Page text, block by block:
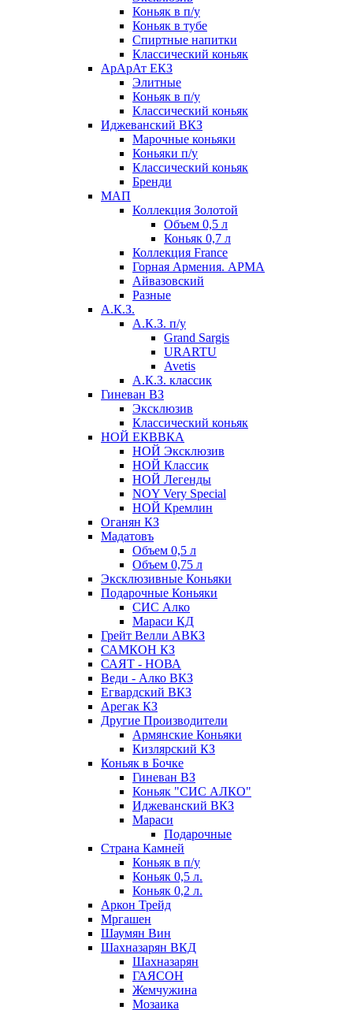
Коньяк в п/у
Коньяк в тубе
Спиртные напитки
Классический коньяк
АрАрАт ЕКЗ
Элитные
Коньяк в п/у
Классический коньяк
Иджеванский ВКЗ
Марочные коньяки
Коньяки п/у
Классический коньяк
Бренди
МАП
Коллекция Золотой
Объем 0,5 л
Коньяк 0,7 л
Коллекция France
Горная Армения. АРМА
Айвазовский
Разные
А.К.З.
А.К.З. п/у
Grand Sargis
URARTU
Avetis
А.К.З. классик
Гиневан ВЗ
Эксклюзив
Классический коньяк
НОЙ ЕКВВКА
НОЙ Эксклюзив
НОЙ Классик
НОЙ Легенды
NOY Very Speсial
НОЙ Кремлин
Оганян КЗ
Мадатовъ
Объем 0,5 л
Объем 0,75 л
Эксклюзивные Коньяки
Подарочные Коньяки
СИС Алко
Мараси КД
Грейт Велли АВКЗ
САМКОН КЗ
САЯТ - НОВА
Веди - Алко ВКЗ
Егвардский ВКЗ
Арегак КЗ
Другие Производители
Армянские Коньяки
Кизлярский КЗ
Коньяк в Бочке
Гиневан ВЗ
Коньяк "СИС АЛКО"
Иджеванский ВКЗ
Мараси
Подарочные
Страна Камней
Коньяк в п/у
Коньяк 0,5 л.
Коньяк 0,2 л.
Аркон Трейд
Мргашен
Шаумян Вин
Шахназарян ВКД
Шахназарян
ГАЯСОН
Жемчужина
Мозаика